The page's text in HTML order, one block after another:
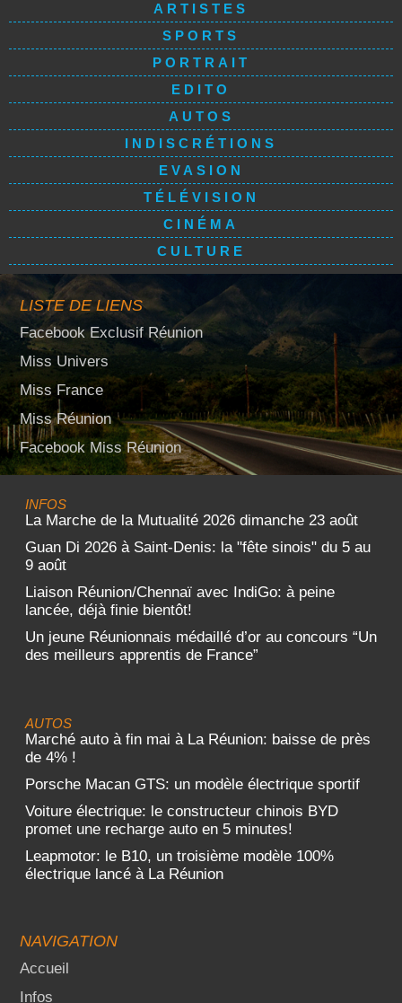
ARTISTES
SPORTS
PORTRAIT
EDITO
AUTOS
INDISCRÉTIONS
EVASION
TÉLÉVISION
CINÉMA
CULTURE
LISTE DE LIENS
Facebook Exclusif Réunion
Miss Univers
Miss France
Miss Réunion
Facebook Miss Réunion
INFOS
La Marche de la Mutualité 2026 dimanche 23 août
Guan Di 2026 à Saint-Denis: la "fête sinois" du 5 au
9 août
Liaison Réunion/Chennaï avec IndiGo: à peine
lancée, déjà finie bientôt!
Un jeune Réunionnais médaillé d’or au concours “Un
des meilleurs apprentis de France”
AUTOS
Marché auto à fin mai à La Réunion: baisse de près
de 4% !
Porsche Macan GTS: un modèle électrique sportif
Voiture électrique: le constructeur chinois BYD
promet une recharge auto en 5 minutes!
Leapmotor: le B10, un troisième modèle 100%
électrique lancé à La Réunion
NAVIGATION
Accueil
Infos